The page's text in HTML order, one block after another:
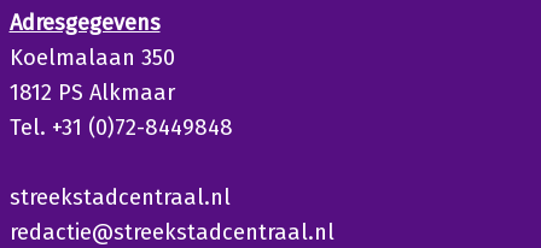
Adresgegevens
Koelmalaan 350
1812 PS Alkmaar
Tel. +31 (0)72-8449848
streekstadcentraal.nl
redactie@streekstadcentraal.nl